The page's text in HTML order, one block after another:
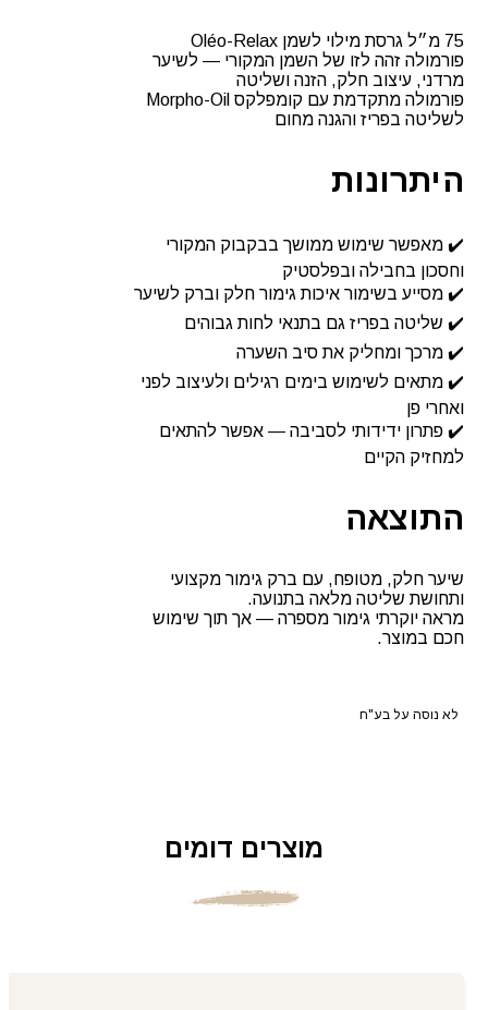
‎75 מ״ל גרסת מילוי לשמן Oléo-Relax
פורמולה זהה לזו של השמן המקורי — לשיער
מרדני, עיצוב חלק, הזנה ושליטה
פורמולה מתקדמת עם קומפלקס Morpho-Oil
לשליטה בפריז והגנה מחום
היתרונות
✔️ מאפשר שימוש ממושך בבקבוק המקורי
וחסכון בחבילה ובפלסטיק
✔️ מסייע בשימור איכות גימור חלק וברק לשיער
✔️ שליטה בפריז גם בתנאי לחות גבוהים
✔️ מרכך ומחליק את סיב השערה
✔️ מתאים לשימוש בימים רגילים ולעיצוב לפני
ואחרי פן
✔️ פתרון ידידותי לסביבה — אפשר להתאים
למחזיק הקיים
התוצאה
שיער חלק, מטופח, עם ברק גימור מקצועי
ותחושת שליטה מלאה בתנועה.
מראה יוקרתי גימור מספרה — אך תוך שימוש
חכם במוצר.
לא נוסה על בע"ח
מוצרים דומים